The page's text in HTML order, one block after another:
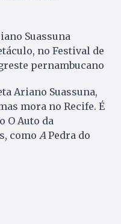
Suassuna
no Festival de
pernambucano
Ariano Suassuna,
mora no Recife. É
O Auto da
como APedra do